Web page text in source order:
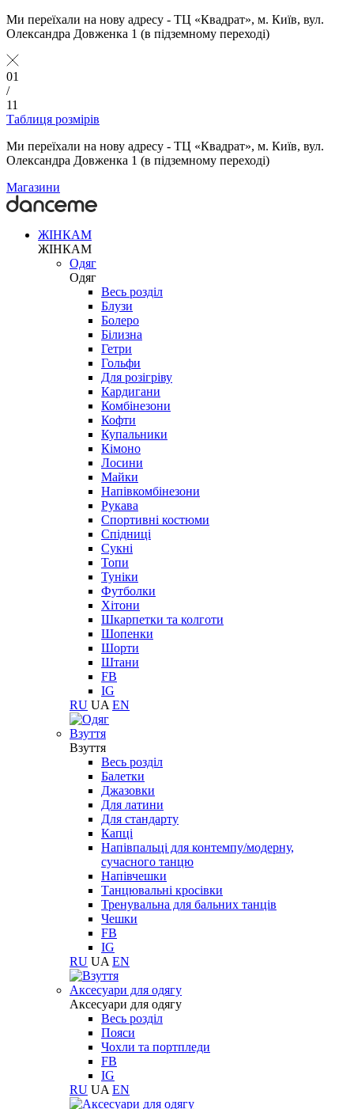
Ми переїхали на нову адресу - ТЦ «Квадрат», м. Київ, вул.
Олександра Довженка 1 (в підземному переході)
01
/
11
Таблиця розмірів
Ми переїхали на нову адресу - ТЦ «Квадрат», м. Київ, вул.
Олександра Довженка 1 (в підземному переході)
Магазини
ЖІНКАМ
ЖІНКАМ
Одяг
Одяг
Весь розділ
Блузи
Болеро
Білизна
Гетри
Гольфи
Для розігріву
Кардигани
Комбінезони
Кофти
Купальники
Кімоно
Лосини
Майки
Напівкомбінезони
Рукава
Спортивні костюми
Спідниці
Сукні
Топи
Туніки
Футболки
Хітони
Шкарпетки та колготи
Шопенки
Шорти
Штани
FB
IG
RU UA EN
Взуття
Взуття
Весь розділ
Балетки
Джазовки
Для латини
Для стандарту
Капці
Напівпальці для контемпу/модерну,
сучасного танцю
Напівчешки
Танцювальні кросівки
Тренувальна для бальних танців
Чешки
FB
IG
RU UA EN
Aксесуари для одягу
Aксесуари для одягу
Весь розділ
Пояси
Чохли та портпледи
FB
IG
RU UA EN